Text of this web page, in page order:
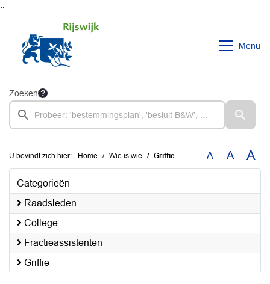
Menu
Zoeken
U bevindt zich hier: Home Wie is wie Griffie A A A
Categorieën
Raadsleden
College
Fractieassistenten
Griffie